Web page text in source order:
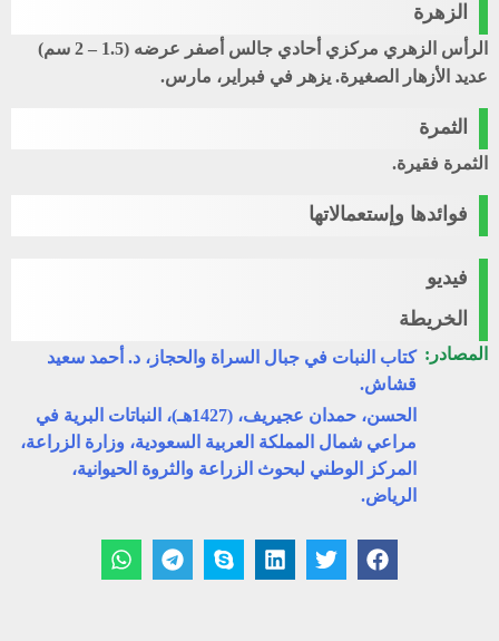
الزهرة
الرأس الزهري مركزي أحادي جالس أصفر عرضه (1.5 – 2 سم)
عديد الأزهار الصغيرة. يزهر في فبراير، مارس.
الثمرة
الثمرة فقيرة.
فوائدها وإستعمالاتها
فيديو
الخريطة
المصادر: كتاب النبات في جبال السراة والحجاز، د. أحمد سعيد
قشاش.
الحسن، حمدان عجيريف، (1427هـ)، النباتات البرية في
مراعي شمال المملكة العربية السعودية، وزارة الزراعة،
المركز الوطني لبحوث الزراعة والثروة الحيوانية،
الرياض.